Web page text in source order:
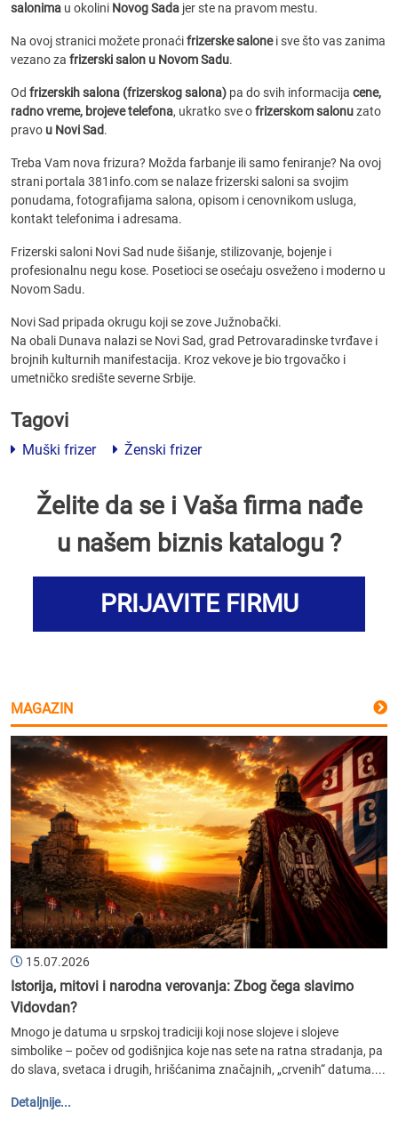
salonima u okolini Novog Sada jer ste na pravom mestu.
Na ovoj stranici možete pronaćifrizerske salonei sve što vas zanima
vezano za frizerski salon u Novom Sadu.
Od frizerskih salona (frizerskog salona) pa do svih informacija cene,
radno vreme, brojeve telefona, ukratko sve ofrizerskom salonuzato
pravo u Novi Sad.
Treba Vam nova frizura? Možda farbanje ili samo feniranje? Na ovoj
strani portala 381info.com se nalaze frizerski saloni sa svojim
ponudama, fotografijama salona, opisom i cenovnikom usluga,
kontakt telefonima i adresama.
Frizerski saloni Novi Sad nude šišanje, stilizovanje, bojenje i
profesionalnu negu kose. Posetioci se osećaju osveženo i moderno u
Novom Sadu.
Novi Sad pripada okrugu koji se zove Južnobački.
Na obali Dunava nalazi se Novi Sad, grad Petrovaradinske tvrđave i
brojnih kulturnih manifestacija. Kroz vekove je bio trgovačko i
umetničko središte severne Srbije.
Tagovi
Muški frizer Ženski frizer
Želite da se i Vaša firma nađe
u našem biznis katalogu ?
PRIJAVITE FIRMU
MAGAZIN
15.07.2026
Istorija, mitovi i narodna verovanja: Zbog čega slavimo
Vidovdan?
Mnogo je datuma u srpskoj tradiciji koji nose slojeve i slojeve
simbolike – počev od godišnjica koje nas sete na ratna stradanja, pa
do slava, svetaca i drugih, hrišćanima značajnih, „crvenih“ datuma....
Detaljnije...